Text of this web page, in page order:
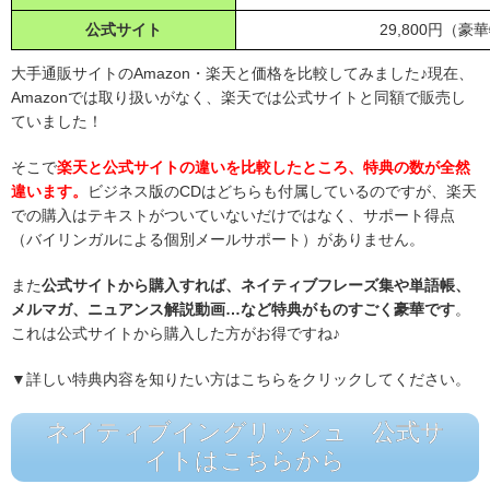
公式サイト 29,800円（豪
大手通販サイトのAmazon・楽天と価格を比較してみました♪現在、
Amazonでは取り扱いがなく、楽天では公式サイトと同額で販売し
ていました！
そこで楽天と公式サイトの違いを比較したところ、特典の数が全然
違います。
ビジネス版のCDはどちらも付属しているのですが、楽天
での購入はテキストがついていないだけではなく、サポート得点
（バイリンガルによる個別メールサポート）がありません。
また公式サイトから購入すれば、ネイティブフレーズ集や単語帳、
メルマガ、ニュアンス解説動画…など特典がものすごく豪華です。
これは公式サイトから購入した方がお得ですね♪
▼詳しい特典内容を知りたい方はこちらをクリックしてください。
ネイティブイングリッシュ 公式サ
イトはこちらから